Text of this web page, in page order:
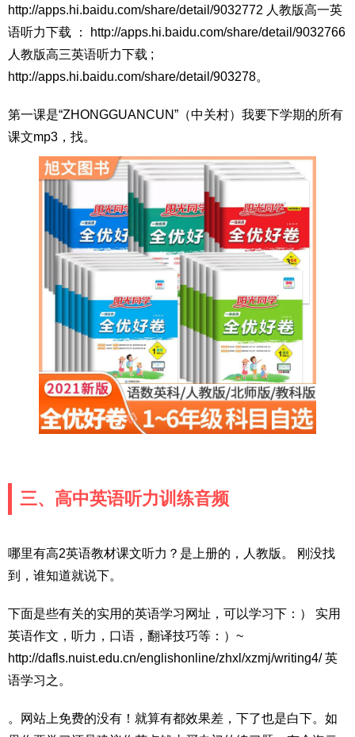
http://apps.hi.baidu.com/share/detail/9032772 人教版高一英
语听力下载 ： http://apps.hi.baidu.com/share/detail/9032766
人教版高三英语听力下载 ;
http://apps.hi.baidu.com/share/detail/903278。
第一课是“ZHONGGUANCUN”（中关村）我要下学期的所有
课文mp3，找。
三、高中英语听力训练音频
哪里有高2英语教材课文听力？是上册的，人教版。 刚没找
到，谁知道就说下。
下面是些有关的实用的英语学习网址，可以学习下：） 实用
英语作文，听力，口语，翻译技巧等：）~
http://dafls.nuist.edu.cn/englishonline/zhxl/xzmj/writing4/ 英
语学习之。
。网站上免费的没有！就算有都效果差，下了也是白下。如